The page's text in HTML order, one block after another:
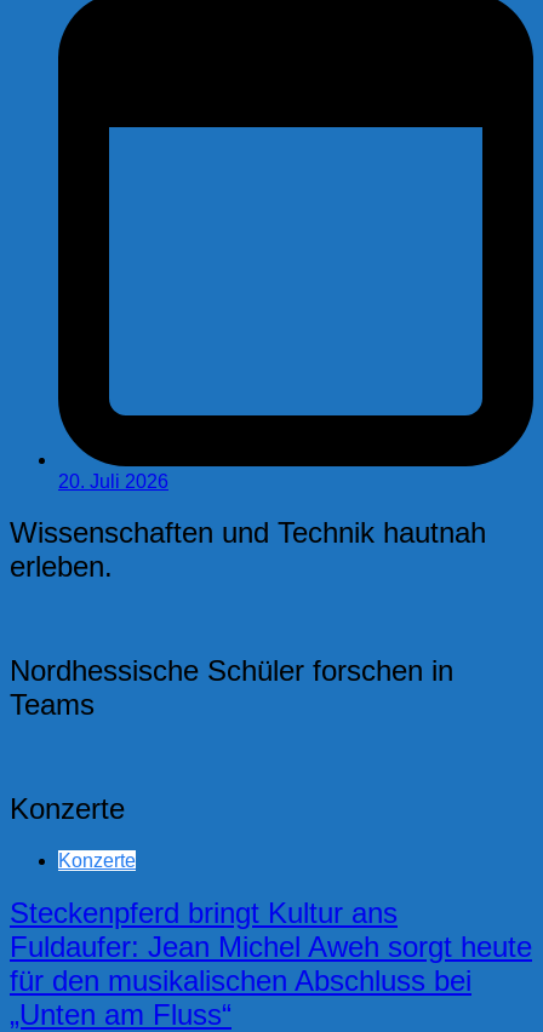
20. Juli 2026
Wissenschaften und Technik hautnah
erleben.
Nordhessische Schüler forschen in
Teams
Konzerte
Konzerte
Steckenpferd bringt Kultur ans
Fuldaufer: Jean Michel Aweh sorgt heute
für den musikalischen Abschluss bei
„Unten am Fluss“